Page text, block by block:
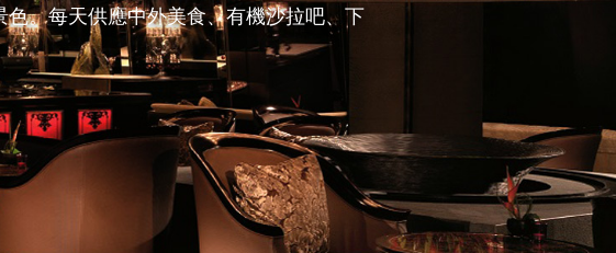
。每天供應中外美食、有機沙拉吧、下